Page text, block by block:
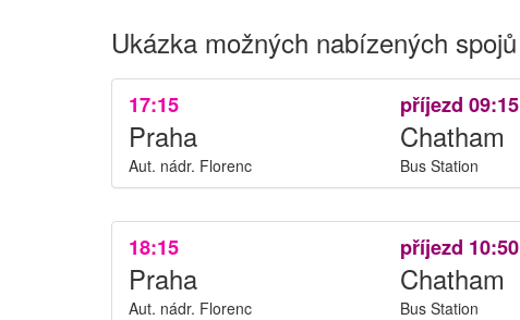
Ukázka možných nabízených
17:15
Praha
Aut. nádr. Florenc
příjezd
Chatham
Bus Station
18:15
Praha
Aut. nádr. Florenc
příjezd
Chatham
Bus Station